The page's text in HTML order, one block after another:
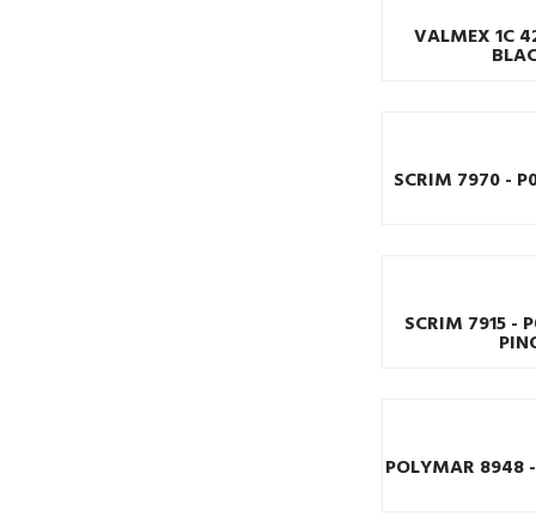
VALMEX 1C
SCRIM 7970 -
SCRIM 7915 -
POLYMAR 8948